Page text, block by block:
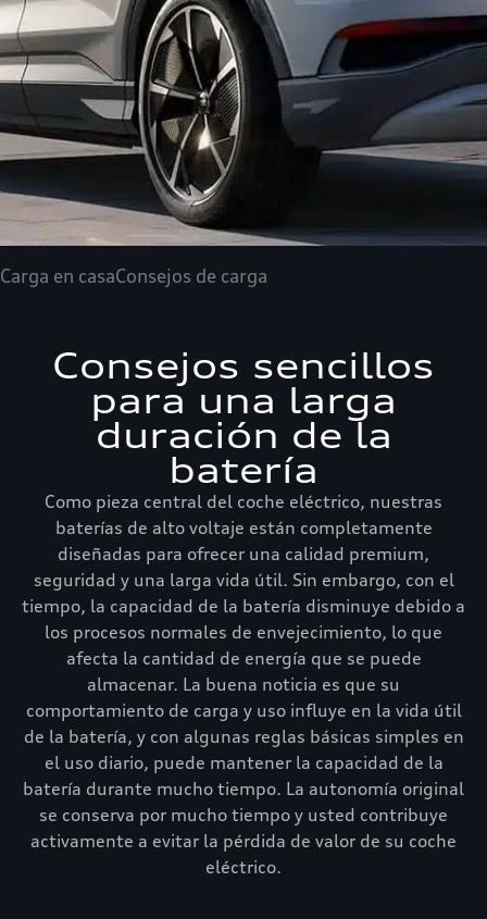
Carga en casaConsejos de carga
Consejos sencillos
para una larga
duración de la
batería
Como pieza central del coche eléctrico, nuestras
baterías de alto voltaje están completamente
diseñadas para ofrecer una calidad premium,
seguridad y una larga vida útil. Sin embargo, con el
tiempo, la capacidad de la batería disminuye debido a
los procesos normales de envejecimiento, lo que
afecta la cantidad de energía que se puede
almacenar. La buena noticia es que su
comportamiento de carga y uso influye en la vida útil
de la batería, y con algunas reglas básicas simples en
el uso diario, puede mantener la capacidad de la
batería durante mucho tiempo. La autonomía original
se conserva por mucho tiempo y usted contribuye
activamente a evitar la pérdida de valor de su coche
eléctrico.